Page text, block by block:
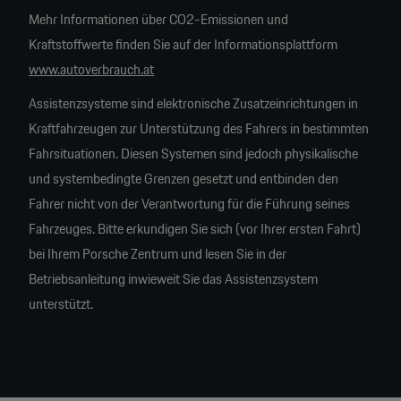
Mehr Informationen über CO2-Emissionen und
Kraftstoffwerte finden Sie auf der Informationsplattform
www.autoverbrauch.at
Assistenzsysteme sind elektronische Zusatzeinrichtungen in
Kraftfahrzeugen zur Unterstützung des Fahrers in bestimmten
Fahrsituationen. Diesen Systemen sind jedoch physikalische
und systembedingte Grenzen gesetzt und entbinden den
Fahrer nicht von der Verantwortung für die Führung seines
Fahrzeuges. Bitte erkundigen Sie sich (vor Ihrer ersten Fahrt)
bei Ihrem Porsche Zentrum und lesen Sie in der
Betriebsanleitung inwieweit Sie das Assistenzsystem
unterstützt.